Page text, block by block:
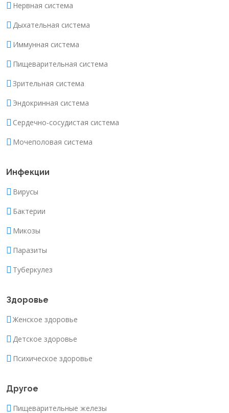
Нервная система
Дыхательная система
Иммунная система
Пищеварительная система
Зрительная система
Эндокринная система
Сердечно-сосудистая система
Мочеполовая система
Инфекции
Вирусы
Бактерии
Микозы
Паразиты
Туберкулез
Здоровье
Женское здоровье
Детское здоровье
Психическое здоровье
Другое
Пищеварительные железы